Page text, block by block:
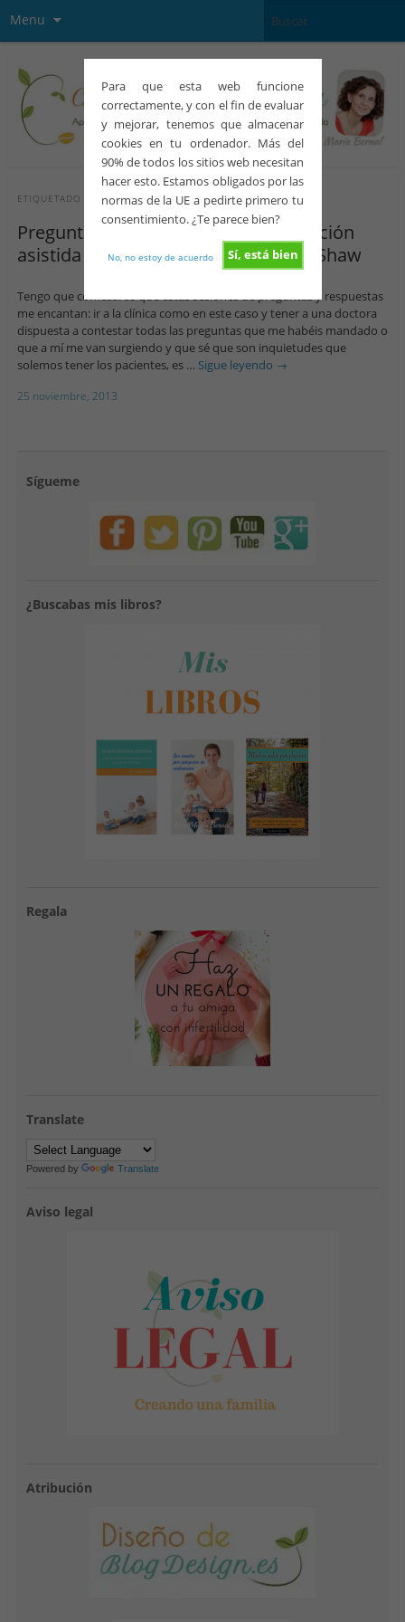
Para que esta web funcione
correctamente, y con el fin de evaluar
y mejorar, tenemos que almacenar
cookies en tu ordenador. Más del
90% de todos los sitios web necesitan
hacer esto. Estamos obligados por las
normas de la UE a pedirte primero tu
consentimiento. ¿Te parece bien?
Sí, está bien
No, no estoy de acuerdo
Menu
ETIQUETADO CONPROLACTINA
Preguntas y respuestas de reproducción
asistida con la dra Sylvia Fernández-Shaw
Tengo que confesaros que estas sesiones de preguntas y respuestas
me encantan: ir a la clínica como en este caso y tener a una doctora
dispuesta a contestar todas las preguntas que me habéis mandado o
que a mí me van surgiendo y que sé que son inquietudes que
solemos tener los pacientes, es … Sigue leyendo →
25 noviembre, 2013
Sígueme
¿Buscabas mis libros?
Regala
Translate
Powered by Translate
Aviso legal
Atribución